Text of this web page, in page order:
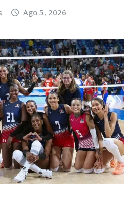
Ago 5, 2026